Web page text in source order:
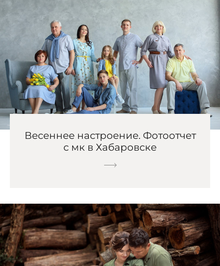
Весеннее настроение. Фотоотчет
с мк в Хабаровске